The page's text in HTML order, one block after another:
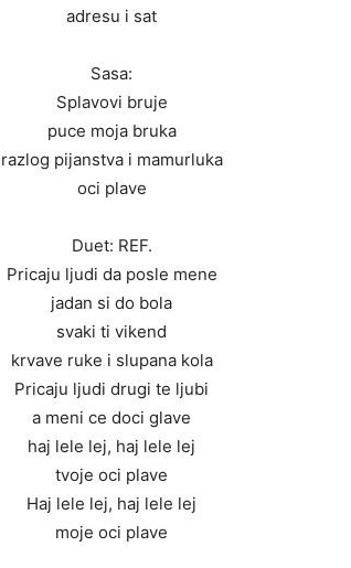
adresu i sat
Sasa:
Splavovi bruje
puce moja bruka
razlog pijanstva i mamurluka
oci plave
Duet: REF.
Pricaju ljudi da posle mene
jadan si do bola
svaki ti vikend
krvave ruke i slupana kola
Pricaju ljudi drugi te ljubi
a meni ce doci glave
haj lele lej, haj lele lej
tvoje oci plave
Haj lele lej, haj lele lej
moje oci plave